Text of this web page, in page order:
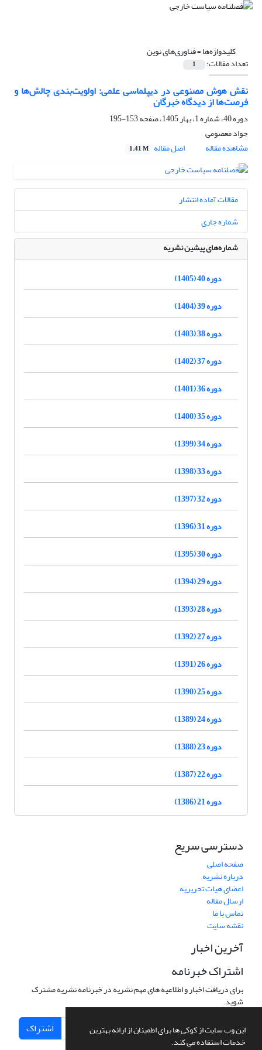
این وب سایت از کوکی ها برای اطمینان از ارائه بهترین
خدمات استفاده می کند.
کلیدواژه‌ها =فناوری‌های نوین
تعداد مقالات: 1
نقش هوش مصنوعی در دیپلماسی علمی: اولویت‌بندی چالش‌ها و
فرصت‌ها از دیدگاه خبرگان
دوره 40، شماره 1، بهار 1405، صفحه
153-195
جواد معصومی
مشاهده مقاله
اصل مقاله 1.41 M
مقالات آماده انتشار
شماره جاری
شماره‌های پیشین نشریه
دوره 40 (1405)
دوره 39 (1404)
دوره 38 (1403)
دوره 37 (1402)
دوره 36 (1401)
دوره 35 (1400)
دوره 34 (1399)
دوره 33 (1398)
دوره 32 (1397)
دوره 31 (1396)
دوره 30 (1395)
دوره 29 (1394)
دوره 28 (1393)
دوره 27 (1392)
دوره 26 (1391)
دوره 25 (1390)
دوره 24 (1389)
دوره 23 (1388)
دوره 22 (1387)
دوره 21 (1386)
دسترسی سریع
صفحه اصلی
درباره نشریه
اعضای هیات تحریریه
ارسال مقاله
تماس با ما
نقشه سایت
آخرین اخبار
اشتراک خبرنامه
برای دریافت اخبار و اطلاعیه های مهم نشریه در خبرنامه نشریه مشترک
شوید.
اشتراک